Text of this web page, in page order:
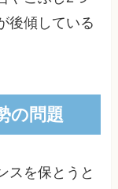
後傾している
の問題
スを保とうと